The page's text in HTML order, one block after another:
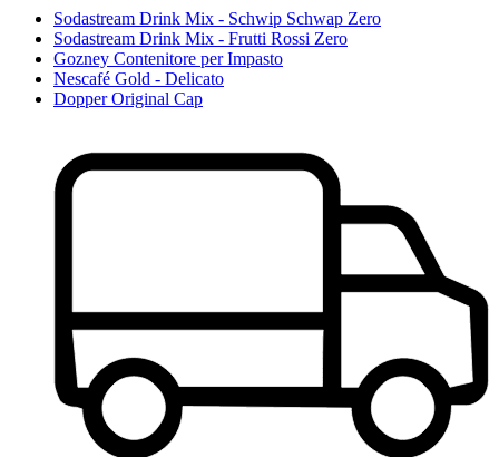
Sodastream Drink Mix - Schwip Schwap Zero
Sodastream Drink Mix - Frutti Rossi Zero
Gozney Contenitore per Impasto
Nescafé Gold - Delicato
Dopper Original Cap